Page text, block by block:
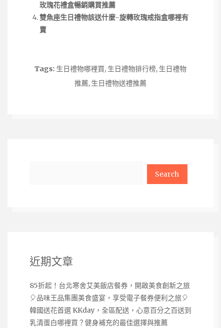
玫瑰花禮盒暢銷購買推薦
雙魚座生日禮物該送什麼-旋轉玫瑰戒指盒哪裡有
賣
Tags: 生日禮物哪裡買, 生日禮物排行榜, 生日禮物
推薦, 生日禮物送禮推薦
近期文章
85折起！台北寒舍艾美飯店餐券，開啟美食創新之旅
🎈品味王品集團美食盛宴，享受電子餐券便利之旅🎈
韓國送花首選 KKday，全區配送，心意百分之百送到
乳清蛋白哪裡買？健身補充的最佳選擇與推薦